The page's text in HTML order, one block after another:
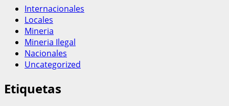
Internacionales
Locales
Mineria
Mineria Ilegal
Nacionales
Uncategorized
Etiquetas